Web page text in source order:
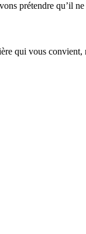
prétendre qu’il ne
qui vous convient,